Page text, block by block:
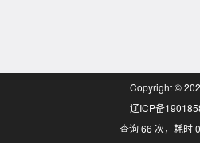
Copyright ©
辽ICP备
查询 66 次，耗时